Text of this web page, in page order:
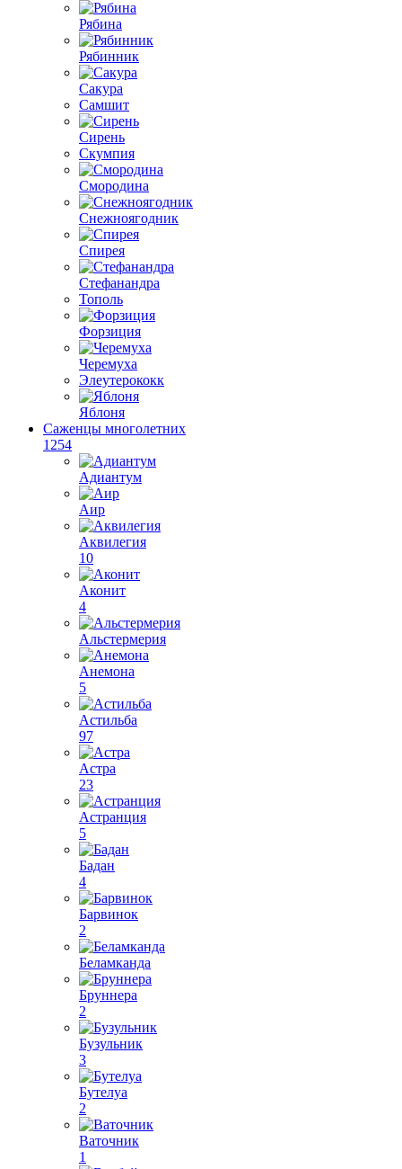
Рябина
Рябинник
Сакура
Самшит
Сирень
Скумпия
Смородина
Снежноягодник
Спирея
Стефанандра
Тополь
Форзиция
Черемуха
Элеутерококк
Яблоня
Саженцы многолетних
1254
Адиантум
Аир
Аквилегия
10
Аконит
4
Альстермерия
Анемона
5
Астильба
97
Астра
23
Астранция
5
Бадан
4
Барвинок
2
Беламканда
Бруннера
2
Бузульник
3
Бутелуа
2
Ваточник
1